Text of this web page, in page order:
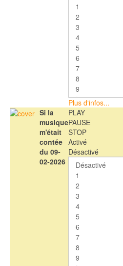
Plus d'infos...
Si la
musique
m'était
contée
du 09-
02-2026
PLAY
PAUSE
STOP
Activé
Désactivé